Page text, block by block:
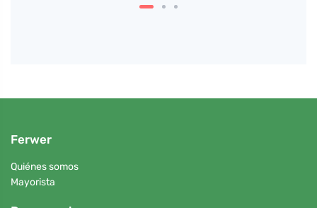
Ferwer
Quiénes somos
Mayorista